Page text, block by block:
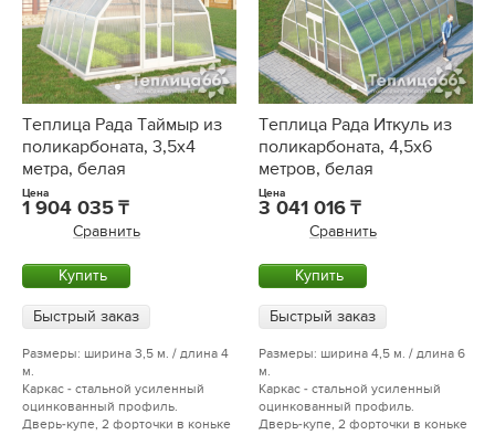
Теплица Рада Таймыр из
поликарбоната, 3,5x4
метра, белая
Цена
1 904 035
Сравнить
Купить
Быстрый заказ
Размеры: ширина 3,5 м. / длина 4
м.
Каркас - стальной усиленный
оцинкованный профиль.
Дверь-купе, 2 форточки в коньке
Теплица Рада Иткуль из
поликарбоната, 4,5х6
метров, белая
Цена
3 041 016
Сравнить
Купить
Быстрый заказ
Размеры: ширина 4,5 м. / длина 6
м.
Каркас - стальной усиленный
оцинкованный профиль.
Дверь-купе, 2 форточки в коньке